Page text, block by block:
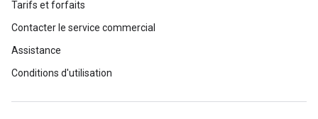
Tarifs et forfaits
Contacter le service commercial
Assistance
Conditions d'utilisation